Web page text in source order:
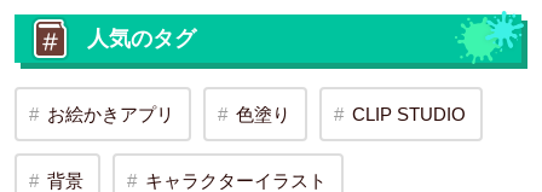
人気のタグ
お絵かきアプリ 色塗り CLIP STUDIO
背景 キャラクターイラスト